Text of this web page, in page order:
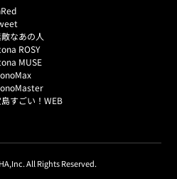
なあの人
ROSY
MUSE
島すごい！WEB
All Rights Reserved.